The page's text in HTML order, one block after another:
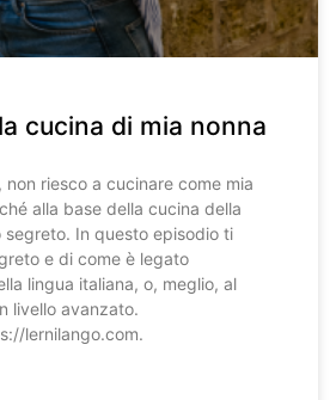
cucina di mia nonna
non riesco a cucinare come mia
alla base della cucina della
segreto. In questo episodio ti
e di come è legato
lingua italiana, o, meglio, al
livello avanzato.
lernilango.com.